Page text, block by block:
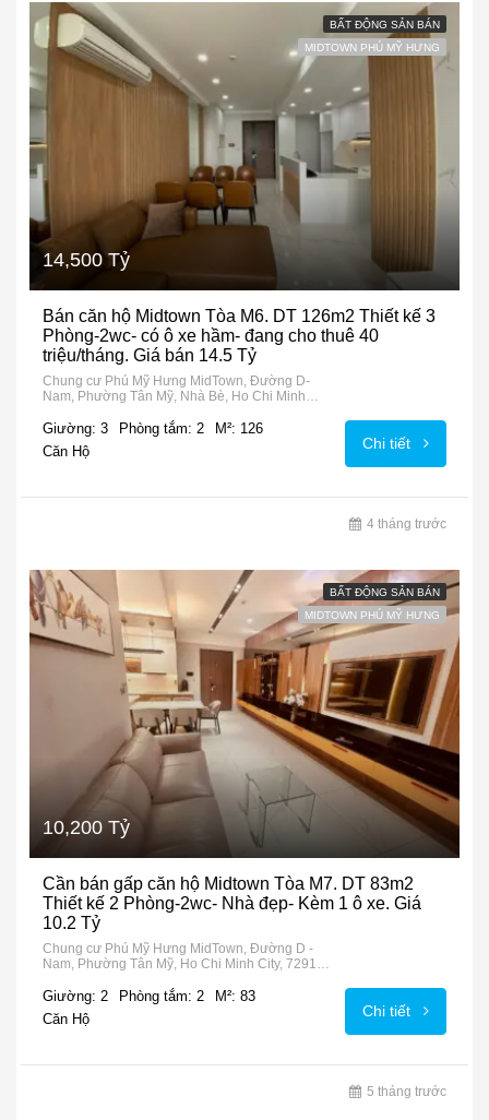
BẤT ĐỘNG SẢN BÁN
MIDTOWN PHÚ MỸ HƯNG
14,500 Tỷ
Bán căn hộ Midtown Tòa M6. DT 126m2 Thiết kế 3
Phòng-2wc- có ô xe hầm- đang cho thuê 40
triệu/tháng. Giá bán 14.5 Tỷ
Chung cư Phú Mỹ Hưng MidTown, Đường D-
Nam, Phường Tân Mỹ, Nhà Bè, Ho Chi Minh
Giường: 3 Phòng tắm: 2
M²: 126
Căn Hộ
Chi tiết
4 tháng trước
BẤT ĐỘNG SẢN BÁN
MIDTOWN PHÚ MỸ HƯNG
10,200 Tỷ
Cần bán gấp căn hộ Midtown Tòa M7. DT 83m2
Thiết kế 2 Phòng-2wc- Nhà đẹp- Kèm 1 ô xe. Giá
10.2 Tỷ
Chung cư Phú Mỹ Hưng MidTown, Đường D -
Nam, Phường Tân Mỹ, Ho Chi Minh City, 72915,
Giường: 2 Phòng tắm: 2
M²: 83
Căn Hộ
Chi tiết
5 tháng trước